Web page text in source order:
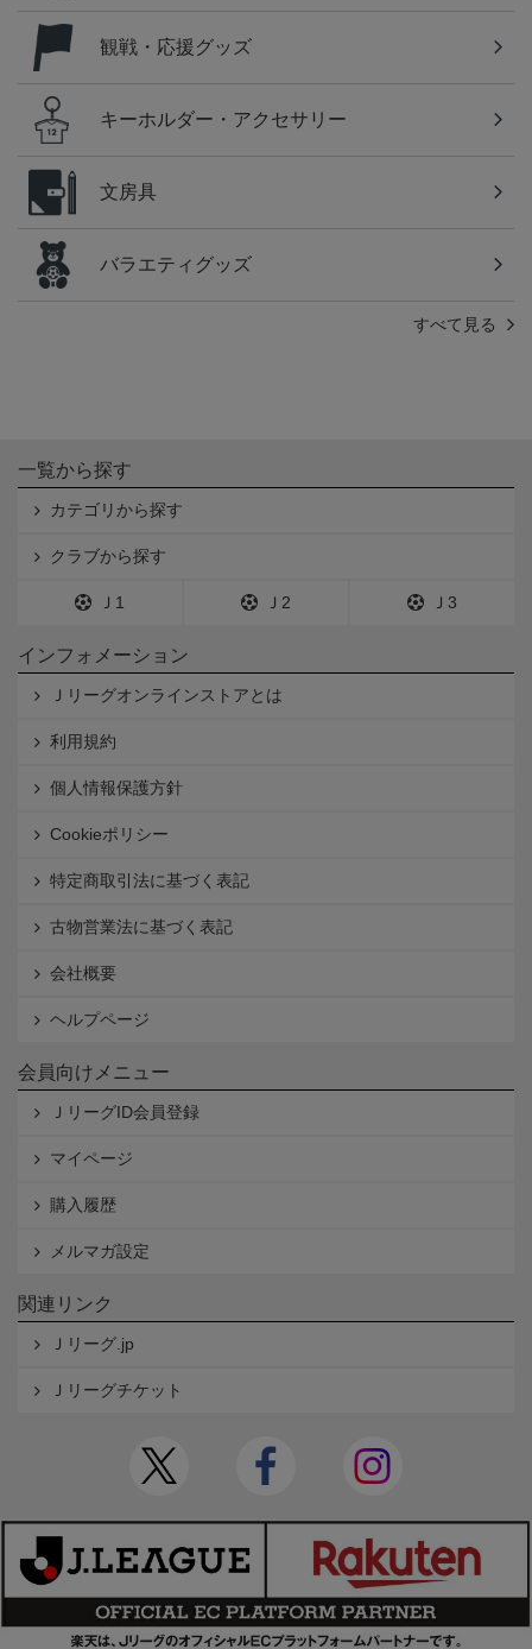
観戦・応援グッズ
キーホルダー・アクセサリー
文房具
バラエティグッズ
すべて見る
一覧から探す
カテゴリから探す
クラブから探す
Ｊ1 Ｊ2 Ｊ3
インフォメーション
Ｊリーグオンラインストアとは
利用規約
個人情報保護方針
Cookieポリシー
特定商取引法に基づく表記
古物営業法に基づく表記
会社概要
ヘルプページ
会員向けメニュー
ＪリーグID会員登録
マイページ
購入履歴
メルマガ設定
関連リンク
Ｊリーグ.jp
Ｊリーグチケット